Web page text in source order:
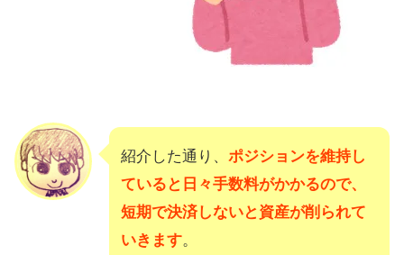
紹介した通り、 ポジションを維持し
ていると日々手数料がかかるので、
短期で決済しないと資産が削られて
いきます。